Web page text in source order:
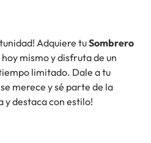
Adquiere tuSombrero
hoy mismo y disfruta de un
limitado. Dale a tu
merece y sé parte de la
y destaca con estilo!